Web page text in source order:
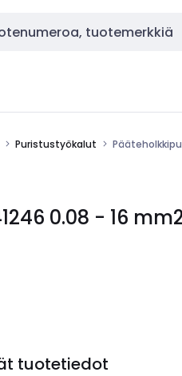
Puristustyökalut
0.08 - 16
tuotetiedot